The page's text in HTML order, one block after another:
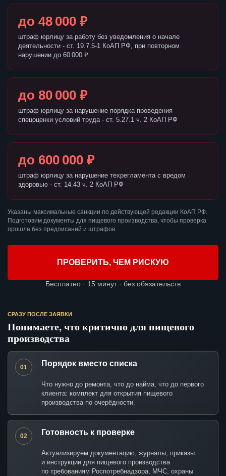
до 48 000 ₽
штраф юрлицу за работу без уведомления о начале
деятельности - ст. 19.7.5-1 КоАП РФ, при повторном
нарушении до 60 000 ₽
до 80 000 ₽
штраф юрлицу за нарушение порядка проведения
спецоценки условий труда - ст. 5.27.1 ч. 2 КоАП РФ
до 600 000 ₽
штраф юрлицу за нарушение техрегламента с вредом
здоровью - ст. 14.43 ч. 2 КоАП РФ
Указаны максимальные санкции по действующей редакции КоАП РФ.
Подготовим документы для пищевого производства, чтобы проверка
прошла без предписаний и штрафов.
ПРОВЕРИТЬ, ЧЕМ РИСКУЮ
Бесплатно · 15 минут · без обязательств
СРАЗУ ПОСЛЕ ЗАЯВКИ
Понимаете, что критично для пищевого
производства
01 Порядок вместо списка
Что нужно до ремонта, что до найма, что до первого
клиента: комплект для открытия пищевого
производства по очерёдности.
02 Готовность к проверке
Актуализируем документацию, журналы, приказы
и инструкции для пищевого производства
по требованиям Роспотребнадзора, МЧС, охраны